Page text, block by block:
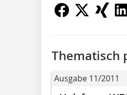
Thematisch
Ausgabe 11/2011